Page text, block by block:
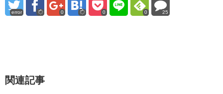
error 0 0 0 25
関連記事